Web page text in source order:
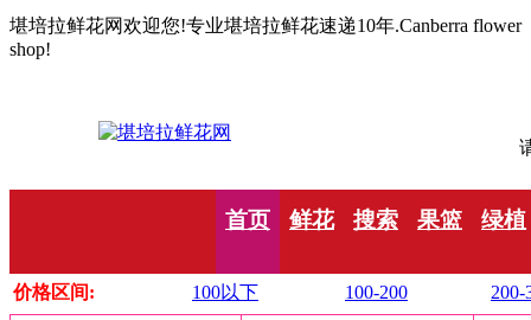
堪培拉鲜花网欢迎您!专业堪培拉鲜花速递10年.Canberra flower
shop!
首页 鲜花 搜索 果篮 绿植
价格区间: 100以下 100-200 200-